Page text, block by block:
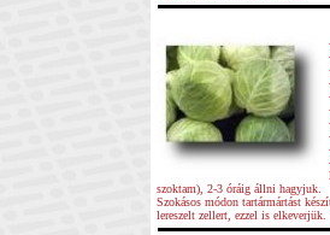
szoktam), 2-3 óráig állni hagyjuk.
Szokásos módon tartármártást
lereszelt zellert, ezzel is